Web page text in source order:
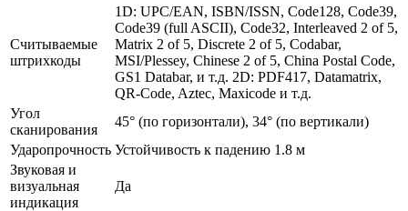
Считываемые
штрихкоды
1D: UPC/EAN, ISBN/ISSN, Code128, Code39,
Code39 (full ASCII), Code32, Interleaved 2 of 5,
Matrix 2 of 5, Discrete 2 of 5, Codabar,
MSI/Plessey, Chinese 2 of 5, China Postal Code,
GS1 Databar, и т.д. 2D: PDF417, Datamatrix,
QR-Code, Aztec, Maxicode и т.д.
Угол
сканирования
45° (по горизонтали), 34° (по вертикали)
Ударопрочность Устойчивость к падению 1.8 м
Звуковая и
визуальная
индикация
Да